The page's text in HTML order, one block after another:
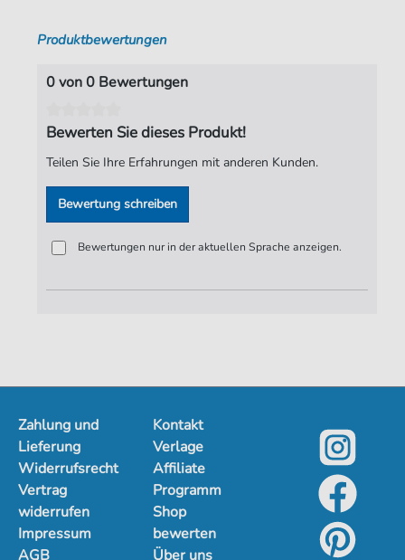
Saxophon:
Altsaxophon
Tonart:
C-Moll
Künstler:
Thelma Houston
Autoren:
Kenneth Gamble
Gilbert
Seiten:
54
Produktbewertungen
0 von 0 Bewertungen
Bewerten Sie dieses Produkt!
Teilen Sie Ihre Erfahrungen mit anderen Kunden.
Bewertung schreiben
Bewertungen nur in der aktuellen Sprache anzeigen.
Zahlung und
Lieferung
Widerrufsrecht
Vertrag
widerrufen
Impressum
AGB
Kontakt
Verlage
Affiliate
Programm
Shop
bewerten
Über uns